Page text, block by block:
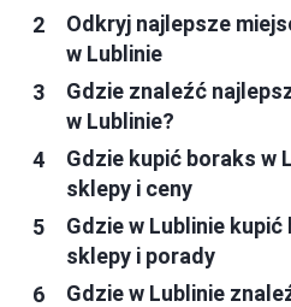
Odkryj najlepsze
w Lublinie
Gdzie znaleźć
w Lublinie?
Gdzie kupić boraks w
sklepy i ceny
Gdzie w Lublinie
sklepy i porady
Gdzie w Lublinie